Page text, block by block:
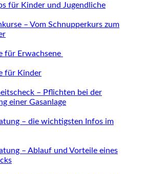
für Kinder und Jugendliche
– Vom Schnupperkurs zum
für Erwachsene
für Kinder
– Pflichten bei der
einer Gasanlage
– die wichtigsten Infos im
– Ablauf und Vorteile eines